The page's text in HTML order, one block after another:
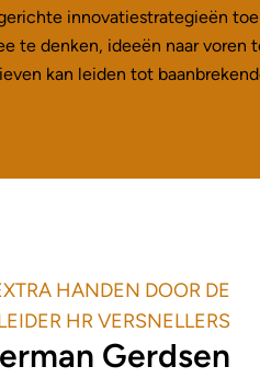
innovatiestrategieën
te denken, ideeën naar voren
kan leiden tot
Gerdsen
HANDEN DOOR DE
HR VERSNELLERS